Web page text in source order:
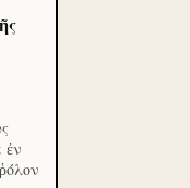
ἐν